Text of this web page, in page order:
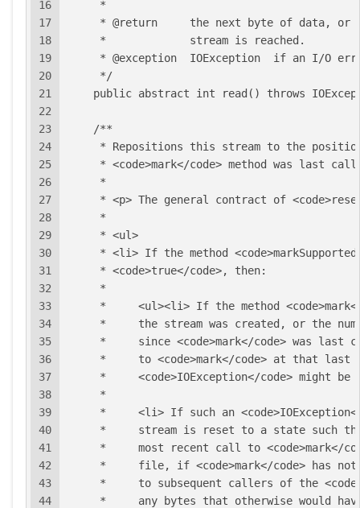
16
17
18
19
20
21
22
23
24
25
26
27
28
29
30
31
32
33
34
35
36
37
38
39
40
41
42
43
44
     *
* @return     the next byte of data, or
     *             stream is reached.
* @exception  IOException  if an I/O
     */
public abstract int read() throws
    /**
* Repositions this stream to the
* <code>mark</code> method was last
     *
* <p> The general contract of
     *
     * <ul>
* <li> If the method
     * <code>true</code>, then:
     *
*     <ul><li> If the method
*     the stream was created, or the
*     since <code>mark</code> was last
*     to <code>mark</code> at that last
*     <code>IOException</code> might be
     *
*     <li> If such an
*     stream is reset to a state such
*     most recent call to <code>mark</
*     file, if <code>mark</code> has
*     to subsequent callers of the
*     any bytes that otherwise would